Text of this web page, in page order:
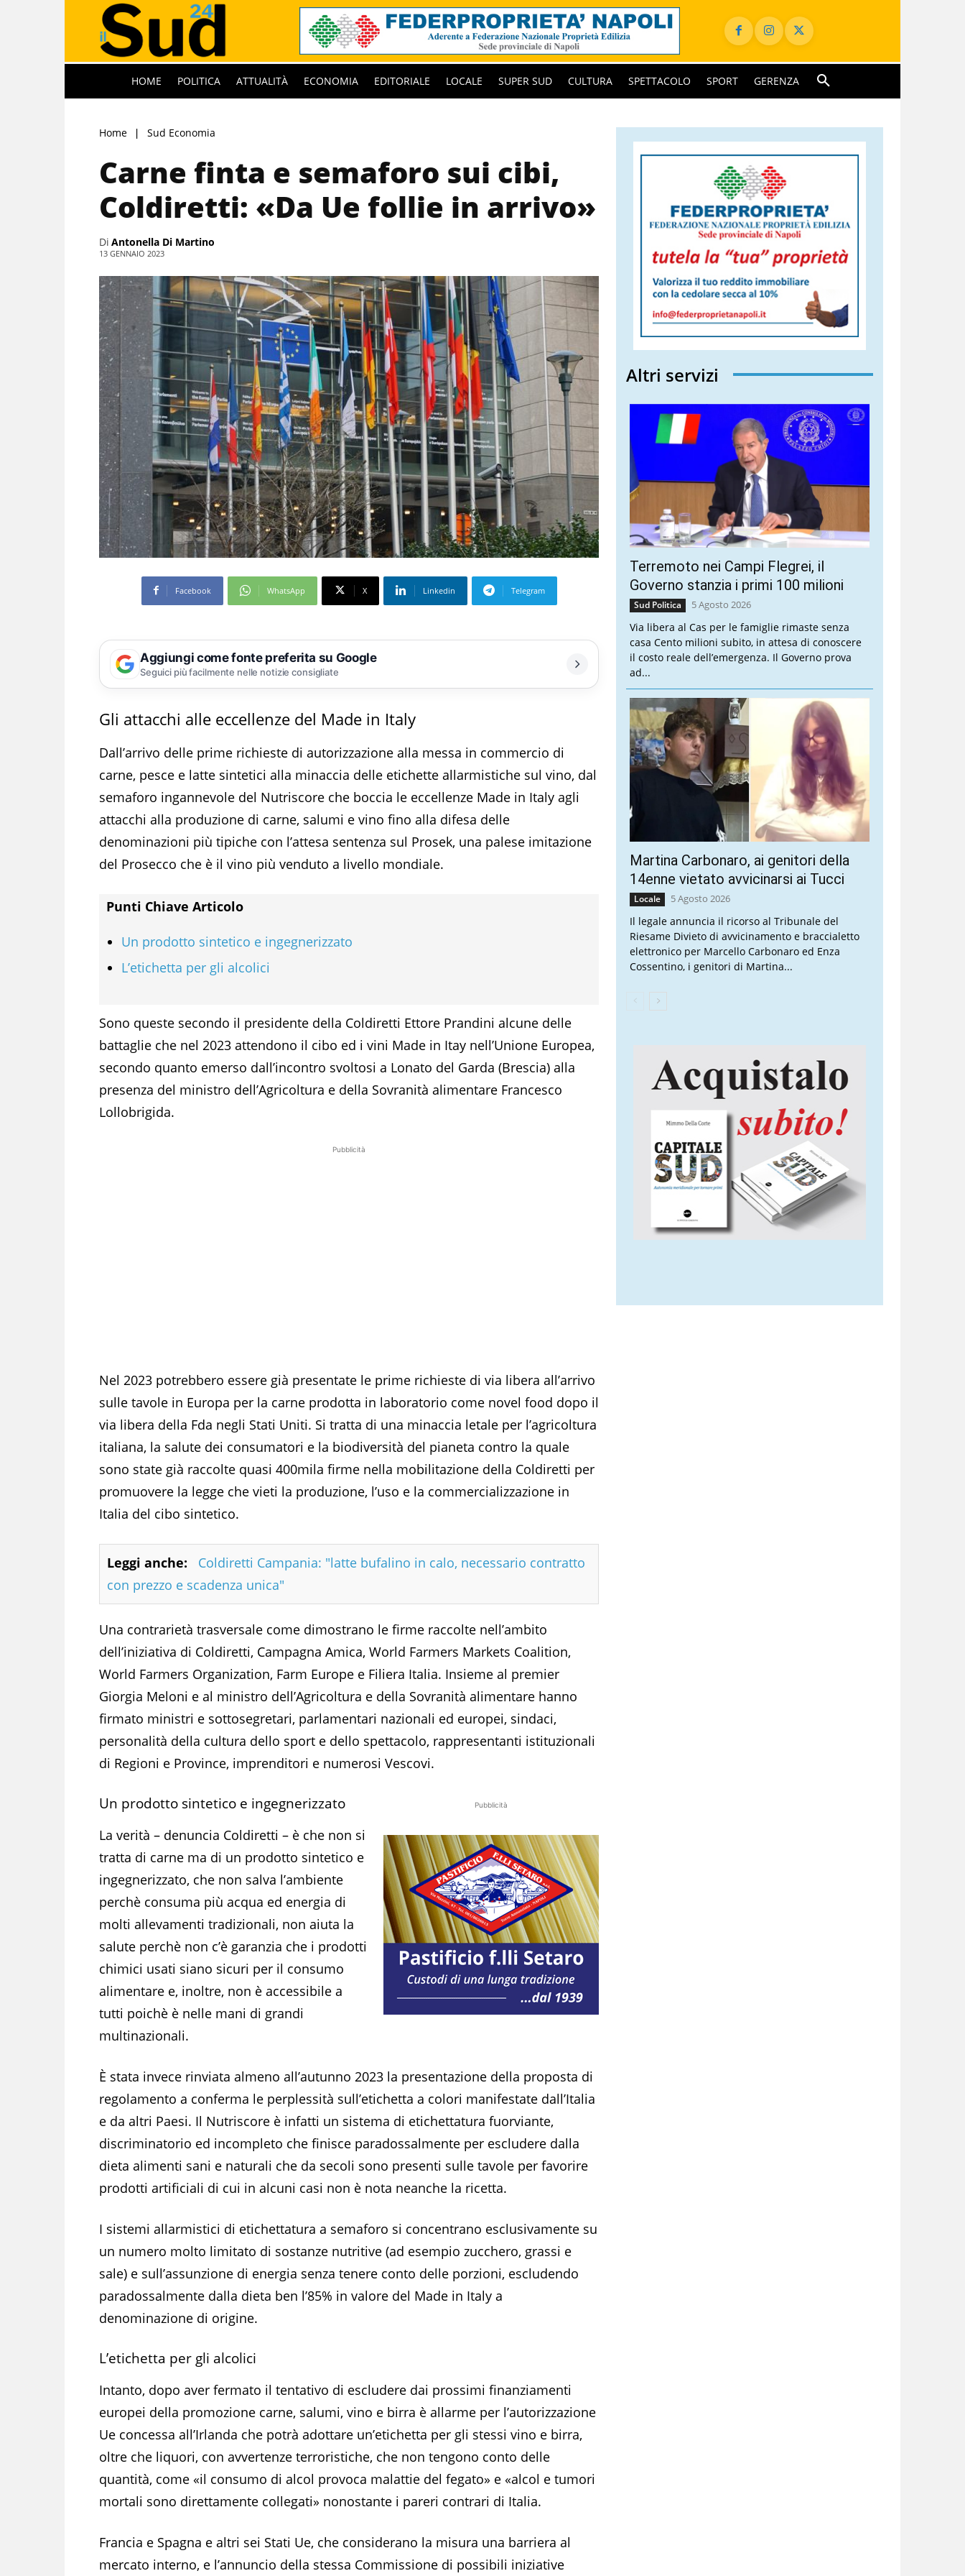
HOME POLITICA ATTUALITÀ ECONOMIA EDITORIALE LOCALE SUPER SUD CULTURA SPETTACOLO SPORT GERENZA
Home Sud Economia
Carne finta e semaforo sui cibi,
Coldiretti: «Da Ue follie in arrivo»
Di Antonella Di Martino
13 GENNAIO 2023
Facebook WhatsApp X Linkedin Telegram
Aggiungi come fonte preferita su Google
Seguici più facilmente nelle notizie consigliate
Gli attacchi alle eccellenze del Made in Italy
Dall’arrivo delle prime richieste di autorizzazione alla messa in commercio di
carne, pesce e latte sintetici alla minaccia delle etichette allarmistiche sul vino, dal
semaforo ingannevole del Nutriscore che boccia le eccellenze Made in Italy agli
attacchi alla produzione di carne, salumi e vino fino alla difesa delle
denominazioni più tipiche con l’attesa sentenza sul Prosek, una palese imitazione
del Prosecco che è il vino più venduto a livello mondiale.
Punti Chiave Articolo
Un prodotto sintetico e ingegnerizzato
L’etichetta per gli alcolici
Sono queste secondo il presidente della Coldiretti Ettore Prandini alcune delle
battaglie che nel 2023 attendono il cibo ed i vini Made in Itay nell’Unione Europea,
secondo quanto emerso dall’incontro svoltosi a Lonato del Garda (Brescia) alla
presenza del ministro dell’Agricoltura e della Sovranità alimentare Francesco
Lollobrigida.
Pubblicità
Nel 2023 potrebbero essere già presentate le prime richieste di via libera all’arrivo
sulle tavole in Europa per la carne prodotta in laboratorio come novel food dopo il
via libera della Fda negli Stati Uniti. Si tratta di una minaccia letale per l’agricoltura
italiana, la salute dei consumatori e la biodiversità del pianeta contro la quale
sono state già raccolte quasi 400mila firme nella mobilitazione della Coldiretti per
promuovere la legge che vieti la produzione, l’uso e la commercializzazione in
Italia del cibo sintetico.
Leggi anche:
Coldiretti Campania: "latte bufalino in calo, necessario contratto
con prezzo e scadenza unica"
Una contrarietà trasversale come dimostrano le firme raccolte nell’ambito
dell’iniziativa di Coldiretti, Campagna Amica, World Farmers Markets Coalition,
World Farmers Organization, Farm Europe e Filiera Italia. Insieme al premier
Giorgia Meloni e al ministro dell’Agricoltura e della Sovranità alimentare hanno
firmato ministri e sottosegretari, parlamentari nazionali ed europei, sindaci,
personalità della cultura dello sport e dello spettacolo, rappresentanti istituzionali
di Regioni e Province, imprenditori e numerosi Vescovi.
Pubblicità
Un prodotto sintetico e ingegnerizzato
La verità – denuncia Coldiretti – è che non si
tratta di carne ma di un prodotto sintetico e
ingegnerizzato, che non salva l’ambiente
perchè consuma più acqua ed energia di
molti allevamenti tradizionali, non aiuta la
salute perchè non c’è garanzia che i prodotti
chimici usati siano sicuri per il consumo
alimentare e, inoltre, non è accessibile a
tutti poichè è nelle mani di grandi
multinazionali.
È stata invece rinviata almeno all’autunno 2023 la presentazione della proposta di
regolamento a conferma le perplessità sull’etichetta a colori manifestate dall’Italia
e da altri Paesi. Il Nutriscore è infatti un sistema di etichettatura fuorviante,
discriminatorio ed incompleto che finisce paradossalmente per escludere dalla
dieta alimenti sani e naturali che da secoli sono presenti sulle tavole per favorire
prodotti artificiali di cui in alcuni casi non è nota neanche la ricetta.
I sistemi allarmistici di etichettatura a semaforo si concentrano esclusivamente su
un numero molto limitato di sostanze nutritive (ad esempio zucchero, grassi e
sale) e sull’assunzione di energia senza tenere conto delle porzioni, escludendo
paradossalmente dalla dieta ben l’85% in valore del Made in Italy a
denominazione di origine.
L’etichetta per gli alcolici
Intanto, dopo aver fermato il tentativo di escludere dai prossimi finanziamenti
europei della promozione carne, salumi, vino e birra è allarme per l’autorizzazione
Ue concessa all’Irlanda che potrà adottare un’etichetta per gli stessi vino e birra,
oltre che liquori, con avvertenze terroristiche, che non tengono conto delle
quantità, come «il consumo di alcol provoca malattie del fegato» e «alcol e tumori
mortali sono direttamente collegati» nonostante i pareri contrari di Italia.
Francia e Spagna e altri sei Stati Ue, che considerano la misura una barriera al
mercato interno, e l’annuncio della stessa Commissione di possibili iniziative
Altri servizi
Terremoto nei Campi Flegrei, il
Governo stanzia i primi 100 milioni
Sud Politica 5 Agosto 2026
Via libera al Cas per le famiglie rimaste senza
casa Cento milioni subito, in attesa di conoscere
il costo reale dell’emergenza. Il Governo prova
ad...
Martina Carbonaro, ai genitori della
14enne vietato avvicinarsi ai Tucci
Locale 5 Agosto 2026
Il legale annuncia il ricorso al Tribunale del
Riesame Divieto di avvicinamento e braccialetto
elettronico per Marcello Carbonaro ed Enza
Cossentino, i genitori di Martina...